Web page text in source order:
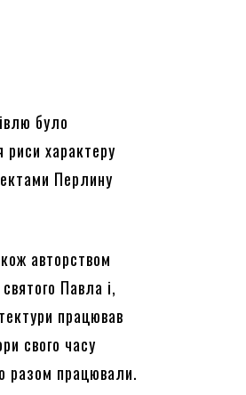
було
риси характеру
Перлину
авторством
Павла і,
працював
свого часу
разом працювали.